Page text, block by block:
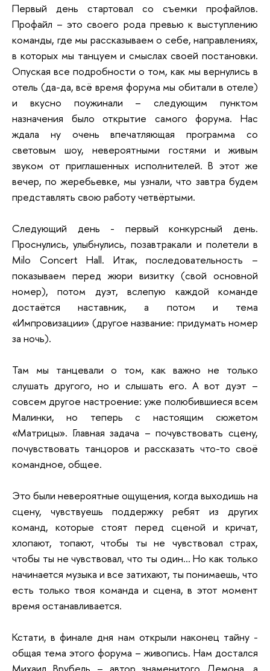
Первый день стартовал со съемки профайлов.
Профайл – это своего рода превью к выступлению
команды, где мы рассказываем о себе, направлениях,
в которых мы танцуем и смыслах своей постановки.
Опуская все подробности о том, как мы вернулись в
отель (да-да, всё время форума мы обитали в отеле)
и вкусно поужинали – следующим пунктом
назначения было открытие самого форума. Нас
ждала ну очень впечатляющая программа со
световым шоу, невероятными гостями и живым
звуком от приглашенных исполнителей. В этот же
вечер, по жеребьевке, мы узнали, что завтра будем
представлять свою работу четвёртыми.
Следующий день - первый конкурсный день.
Проснулись, улыбнулись, позавтракали и полетели в
Milo Concert Hall. Итак, последовательность –
показываем перед жюри визитку (свой основной
номер), потом дуэт, вслепую каждой команде
достаётся наставник, а потом и тема
«Импровизации» (другое название: придумать номер
за ночь).
Там мы танцевали о том, как важно не только
слушать другого, но и слышать его. А вот дуэт –
совсем другое настроение: уже полюбившиеся всем
Малинки, но теперь с настоящим сюжетом
«Матрицы». Главная задача – почувствовать сцену,
почувствовать танцоров и рассказать что-то своё
командное, общее.
Это были невероятные ощущения, когда выходишь на
сцену, чувствуешь поддержку ребят из других
команд, которые стоят перед сценой и кричат,
хлопают, топают, чтобы ты не чувствовал страх,
чтобы ты не чувствовал, что ты один… Но как только
начинается музыка и все затихают, ты понимаешь, что
есть только твоя команда и сцена, в этот момент
время останавливается.
Кстати, в финале дня нам открыли наконец тайну -
общая тема этого форума – живопись. Нам достался
Михаил Врубель – автор знаменитого Демона, а